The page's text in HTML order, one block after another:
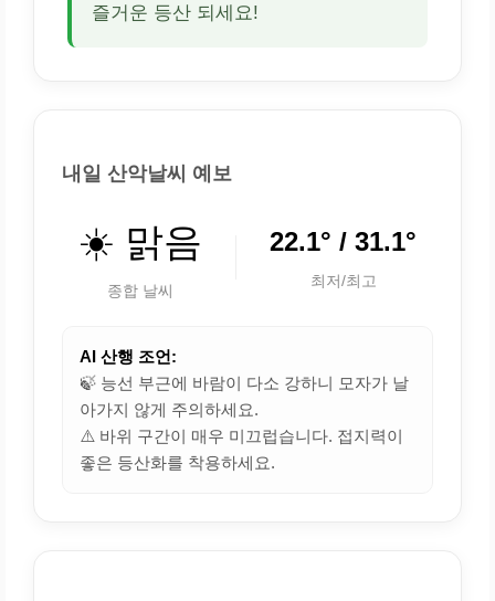
즐거운 등산 되세요!
내일 산악날씨 예보
☀️ 맑음
종합 날씨
22.1° / 31.1°
최저/최고
AI 산행 조언:
🍃 능선 부근에 바람이 다소 강하니 모자가 날
아가지 않게 주의하세요.
⚠️ 바위 구간이 매우 미끄럽습니다. 접지력이
좋은 등산화를 착용하세요.